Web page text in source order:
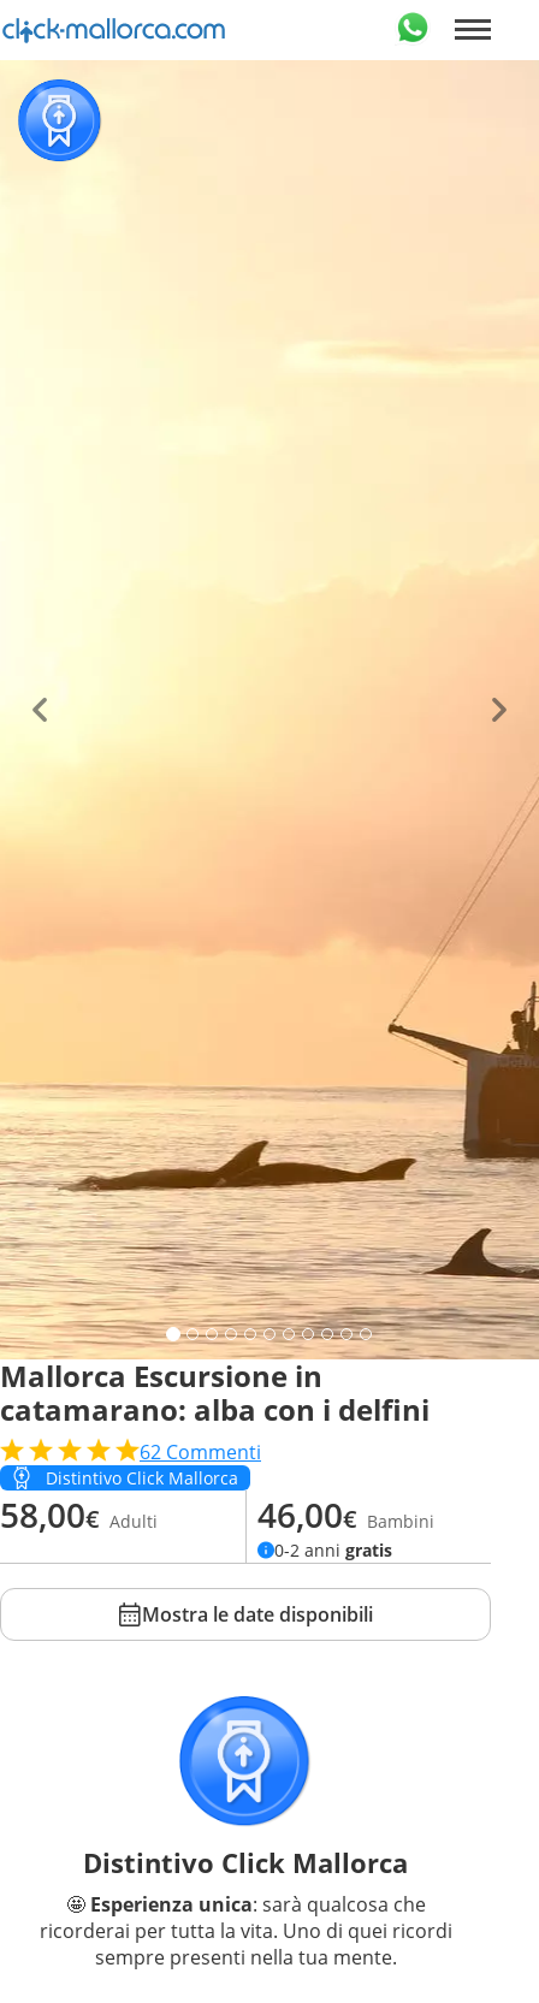
Mallorca Escursione in
catamarano: alba con i delfini
62 Commenti
Distintivo Click Mallorca
58,00€ Adulti 46,00€ Bambini
0-2 anni gratis
Mostra le date disponibili
Distintivo Click Mallorca
🤩 Esperienza unica: sarà qualcosa che
ricorderai per tutta la vita. Uno di quei ricordi
sempre presenti nella tua mente.